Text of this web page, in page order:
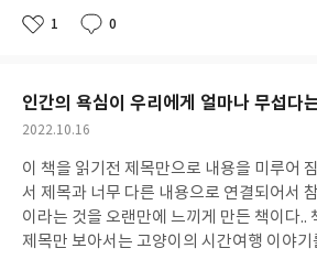
이 설명해주지 않으면 절대 알수 없는 대화의 경지라고 책을 읽는내
내 느끼었다. 그리고 정신의 수준에서 모르는 부분이 많아서 책을 넘
다. 과거의 인물과 현재의 인물과 미래의 인물간에 대화를 해보면 아
마도 이 책에서 느끼는 서로간에 거리라는
싶다. 깨달음 얻고 깨우침을 받고 싶어서 이 책을 선택하고 읽어보았
지만 이 책을 읽기전보다 더욱더 멀어지는 느
않은 책이라는 느낌을 마지막까지 읽으면서 지울
읽어보고 더욱더 많은 생각을 해보아야 조
단계에 도달할수 있지 않을까 하는 생각을 해
보았을 듯한 비행기 상식에 대한 내용으로 가득차 있
보고 싶지만 비행기를 타지 못하는 사람들을
한 항공박물관 소개 및 앞으로의 미래에 비행기가 어떻게 발전 될것
이며 발전되면서 새로 생겨나는 비행기 용어
대한 참신한 발상과 내용으로 책 읽는내내 지루함을 느낄수 없을 정
도로 재미있게 보았고.. 그동안 비행기 이용하면서 궁금했지만 별도
로 찾아볼정도 그렇게 급하지 않아서 몰랐던
많은 것을 알수 있는 계기가 되어서 참으로 좋았다. 그리
좋
1
댓
0
작
인간의 욕심이 우리에게 얼마나 무섭다
작
일
2022.10.16
이 책을 읽기전 제목만으로 내용을 미루어
서 제목과 너무 다른 내용으로 연결되어서 참.. 선입견이 무서운 것
이라는 것을 오랜만에 느끼게 만든 책이다.. 책의 첫 페이지 그림과
제목만 보아서는 고양이의 시간여행 이야기